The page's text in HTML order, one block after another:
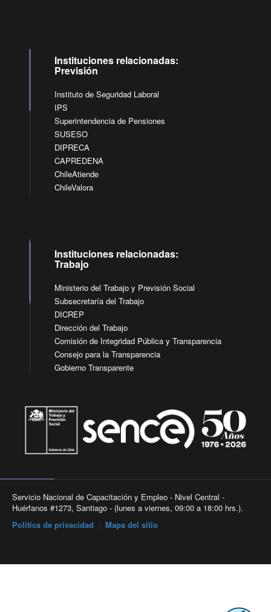
Instituciones relacionadas:
Previsión
Instituto de Seguridad Laboral
IPS
Superintendencia de Pensiones
SUSESO
DIPRECA
CAPREDENA
ChileAtiende
ChileValora
Instituciones relacionadas:
Trabajo
Ministerio del Trabajo y Previsión Social
Subsecretaría del Trabajo
DICREP
Dirección del Trabajo
Comisión de Integridad Pública y Transparencia
Consejo para la Transparencia
Gobierno Transparente
Servicio Nacional de Capacitación y Empleo - Nivel Central -
Huérfanos #1273, Santiago - (lunes a viernes, 09:00 a 18:00 hrs.).
Política de privacidad
Mapa del sitio